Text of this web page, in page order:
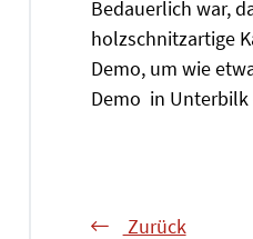
Bedauerlich war,
holzschnitzartige
Demo, um wie
Demo in Unterbilk
Zurück